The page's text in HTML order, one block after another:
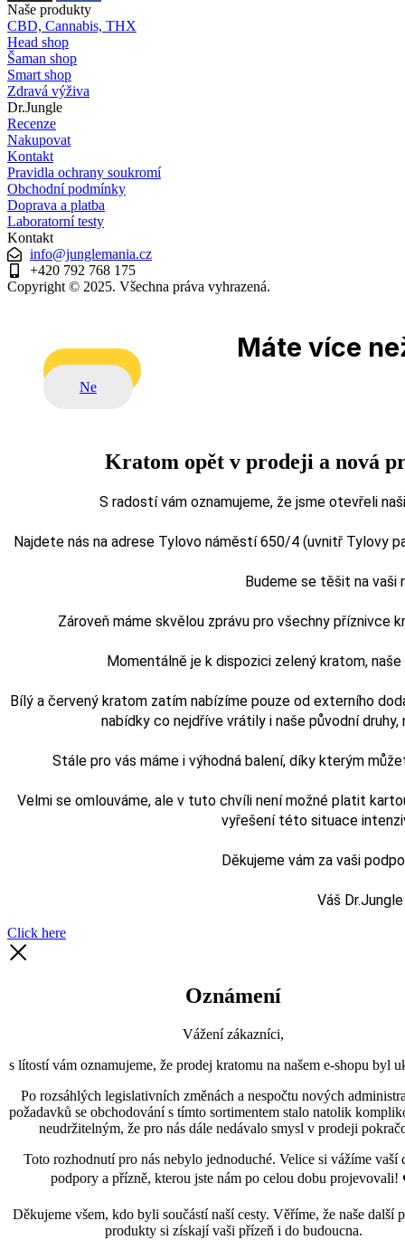
Naše produkty
CBD, Cannabis, THX
Head shop
Šaman shop
Smart shop
Zdravá výživa
Dr.Jungle
Recenze
Nakupovat
Kontakt
Pravidla ochrany soukromí
Obchodní podmínky
Doprava a platba
Laboratorní testy
Kontakt
info@junglemania.cz
+420 792 768 175
Copyright © 2025. Všechna práva vyhrazená.
Máte více
Ne
Kratom opět v prodeji a nová
S radostí vám oznamujeme, že jsme otevřeli
Najdete nás na adrese Tylovo náměstí 650/4 (uvnitř Tylovy
Budeme se těšit na vaši
Zároveň máme skvělou zprávu pro všechny příznivce
Momentálně je k dispozici zelený kratom,
Bílý a červený kratom zatím nabízíme pouze od externího
nabídky co nejdříve vrátily i naše původní
Stále pro vás máme i výhodná balení, díky kterým
Velmi se omlouváme, ale v tuto chvíli není možné platit
vyřešení této situace
Děkujeme vám za vaši
Váš
Click here
Oznámení
Vážení zákazníci,
s lítostí vám oznamujeme, že prodej kratomu na našem e-shopu byl
Po rozsáhlých legislativních změnách a nespočtu nových
požadavků se obchodování s tímto sortimentem stalo natolik
neudržitelným, že pro nás dále nedávalo smysl v prodeji
Toto rozhodnutí pro nás nebylo jednoduché. Velice si vážíme vaší
podpory a přízně, kterou jste nám po celou dobu
Děkujeme všem, kdo byli součástí naší cesty. Věříme, že naše další
produkty si získají vaši přízeň i do budoucna.